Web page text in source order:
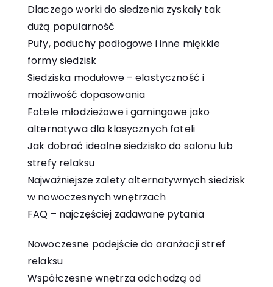
Dlaczego worki do siedzenia zyskały tak
dużą popularność
Pufy, poduchy podłogowe i inne miękkie
formy siedzisk
Siedziska modułowe – elastyczność i
możliwość dopasowania
Fotele młodzieżowe i gamingowe jako
alternatywa dla klasycznych foteli
Jak dobrać idealne siedzisko do salonu lub
strefy relaksu
Najważniejsze zalety alternatywnych siedzisk
w nowoczesnych wnętrzach
FAQ – najczęściej zadawane pytania
Nowoczesne podejście do aranżacji stref
relaksu
Współczesne wnętrza odchodzą od